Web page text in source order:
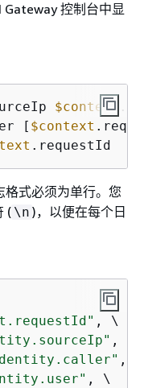
Gateway 控制台中显
$context
[ $context
.requestId
格式必须为单行。您
( \n )，以便在每个日